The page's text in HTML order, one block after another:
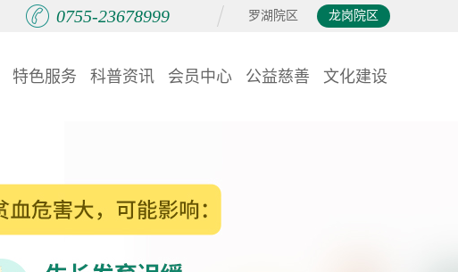
罗湖院区 龙岗院区
0755-23678999
特色服务 科普资讯 会员中心 公益慈善 文化建设